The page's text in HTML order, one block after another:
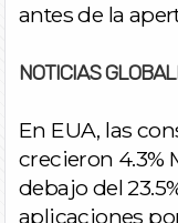
antes de la
NOTICIAS
En EUA, las
crecieron 4.3%
debajo del
aplicaciones